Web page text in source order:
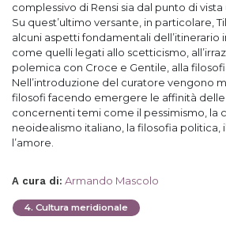
complessivo di Rensi sia dal punto di
Su quest’ultimo versante, in particolare,
alcuni aspetti fondamentali dell’itinerario
come quelli legati allo scetticismo,
polemica con Croce e Gentile, alla
Nell’introduzione del curatore vengono
filosofi facendo emergere le affinità
concernenti temi come il pessimismo, la
neoidealismo italiano, la filosofia politica,
l’amore.
A cura di: Armando Mascolo
4. Cultura meridionale